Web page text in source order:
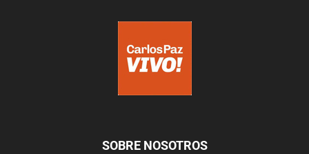
SOBRE NOSOTROS